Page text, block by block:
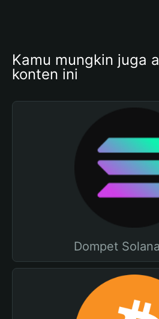
Kamu mungkin juga
konten ini
Dompet